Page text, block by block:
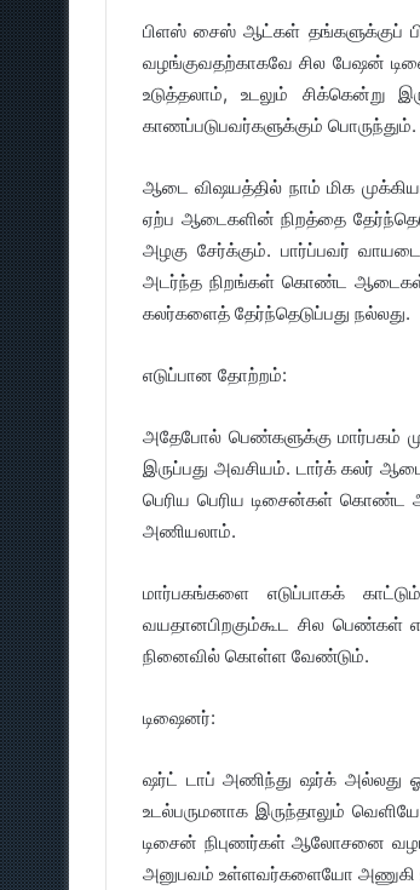
பிளஸ் சைஸ் ஆட்கள் தங்களுக்குப்
வழங்குவதற்காகவே சில பேஷன்
உடுத்தலாம், உடலும் சிக்கென்று
காணப்படுபவர்களுக்கும் பொருந்தும்.
ஆடை விஷயத்தில் நாம் மிக
ஏற்ப ஆடைகளின் நிறத்தை
அழகு சேர்க்கும். பார்ப்பவர்
அடர்ந்த நிறங்கள் கொண்ட ஆடைகள்
கலர்களைத் தேர்ந்தெடுப்பது நல்லது.
எடுப்பான தோற்றம்:
அதேபோல் பெண்களுக்கு மார்பகம்
இருப்பது அவசியம். டார்க் கலர்
பெரிய பெரிய டிசைன்கள் கொண்ட
அணியலாம்.
மார்பகங்களை எடுப்பாகக்
வயதானபிறகும்கூட சில
நினைவில் கொள்ள வேண்டும்.
டிஷைனர்:
ஷர்ட் டாப் அணிந்து ஷர்க் அல்லது
உடல்பருமனாக இருந்தாலும்
டிசைன் நிபுணர்கள் ஆலோசனை
அனுபவம் உள்ளவர்களையோ அணுகி